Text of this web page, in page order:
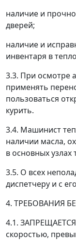
наличие и
дверей;
наличие и
инвентаря в
3.3. При осмотре
применять
пользоваться
курить.
3.4. Машинист
наличии масла,
в основных узлах
3.5. О всех
диспетчеру и с
4. ТРЕБОВАНИЯ
4.1. ЗАПРЕЩАЕТСЯ
скоростью,